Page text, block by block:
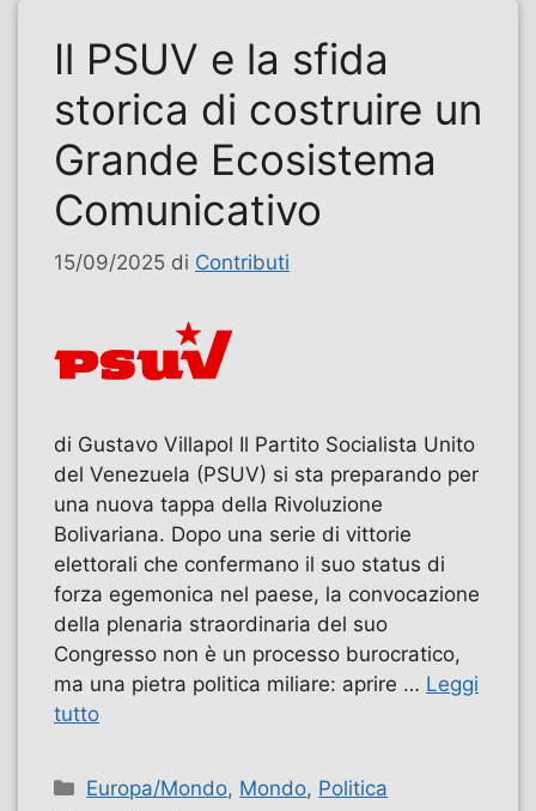
Il PSUV e la sfida
storica di costruire un
Grande Ecosistema
Comunicativo
15/09/2025 di Contributi
di Gustavo Villapol Il Partito Socialista Unito
del Venezuela (PSUV) si sta preparando per
una nuova tappa della Rivoluzione
Bolivariana. Dopo una serie di vittorie
elettorali che confermano il suo status di
forza egemonica nel paese, la convocazione
della plenaria straordinaria del suo
Congresso non è un processo burocratico,
ma una pietra politica miliare: aprire … Leggi
tutto
Categorie
Europa/Mondo, Mondo, Politica